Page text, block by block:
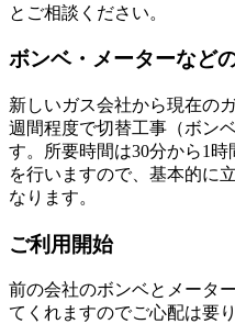
とご相談ください。
ボンベ・メーターなど
新しいガス会社から現在の
週間程度で切替工事（ボン
す。所要時間は30分から1
を行いますので、基本的に
なります。
ご利用開始
前の会社のボンベとメータ
てくれますのでご心配は要